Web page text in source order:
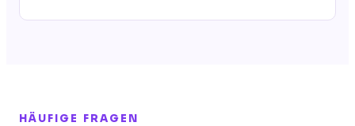
HÄUFIGE FRAGEN